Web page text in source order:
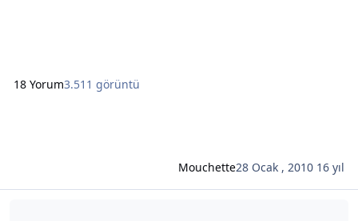
18 Yorum3.511 görüntü
Mouchette28 Ocak , 2010 16 yıl